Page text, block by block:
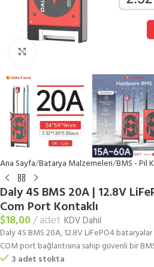
Ana Sayfa Batarya Malzemeleri BMS - Pil
Daly 4S BMS 20A | 12.8V
Com Port Kontaklı
$18,00 adet KDV Dahil
Daly 4S BMS 20A, 12.8V LiFePO4
COM port bağlantısına sahip güvenli bir
3 adet stokta